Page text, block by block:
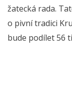
žatecká rada.
o pivní tradici
bude podílet 56